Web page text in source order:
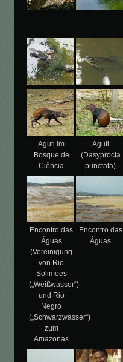
Aguti im
Bosque de
Ciência
Aguti
(Dasyprocta
punctata)
Encontro das
Águas
(Vereinigung
von Rio
Solimoes
(„Weißwasser“)
und Rio
Negro
(„Schwarzwasser“)
zum
Amazonas
Encontro das
Águas